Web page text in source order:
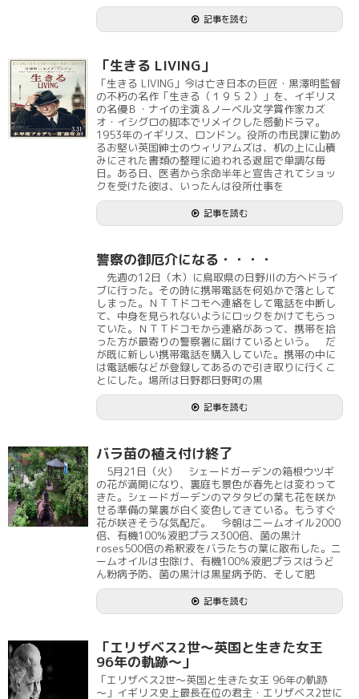
記事を読む
「生きる LIVING」
「生きる LIVING」今は亡き日本の巨匠・黒澤明監督
の不朽の名作「生きる（１９５２）」を、イギリス
の名優Ｂ・ナイの主演＆ノーベル文学賞作家カズ
オ・イシグロの脚本でリメイクした感動ドラマ。
1953年のイギリス、ロンドン。役所の市民課に勤め
るお堅い英国紳士のウィリアムズは、机の上に山積
みにされた書類の整理に追われる退屈で単調な毎
日。ある日、医者から余命半年と宣告されてショッ
クを受けた彼は、いったんは役所仕事を
記事を読む
警察の御厄介になる・・・・
先週の12日（木）に鳥取県の日野川の方へドライ
ブに行った。その時に携帯電話を何処かで落として
しまった。ＮＴＴドコモへ連絡をして電話を中断し
て、中身を見られないようにロックをかけてもらっ
ていた。ＮＴＴドコモから連絡があって、携帯を拾
った方が最寄りの警察署に届けているという。 だ
が既に新しい携帯電話を購入していた。携帯の中に
は電話帳などが登録してあるので引き取りに行くこ
とにした。場所は日野郡日野町の黒
記事を読む
バラ苗の植え付け終了
5月21日（火） シェードガーデンの箱根ウツギ
の花が満開になり、裏庭も景色が春先とは変わって
きた。シェードガーデンのマタタビの葉も花を咲か
せる準備の葉裏が白く変色してきている。もうすぐ
花が咲きそうな気配だ。 今朝はニームオイル2000
倍、有機100％液肥プラス300倍、菌の黒汁
roses500倍の希釈液をバラたちの葉に散布した。ニ
ームオイルは虫除け、有機100％液肥プラスはうど
ん粉病予防、菌の黒汁は黒星病予防、そして肥
記事を読む
「エリザベス2世～英国と生きた女王
96年の軌跡～」
「エリザベス2世～英国と生きた女王 96年の軌跡
～」イギリス史上最長在位の君主・エリザベス2世に